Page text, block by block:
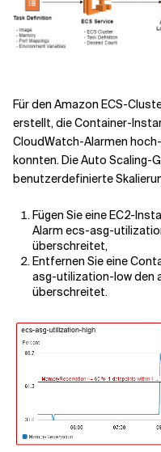
Für den Amazon ECS-
erstellt, die Container-
CloudWatch-Alarmen
konnten. Die Auto Scaling-
benutzerdefinierte
Fügen Sie eine EC2-
Alarm ecs-asg-
überschreitet,
Entfernen Sie eine
asg-utilization-low den
überschreitet.